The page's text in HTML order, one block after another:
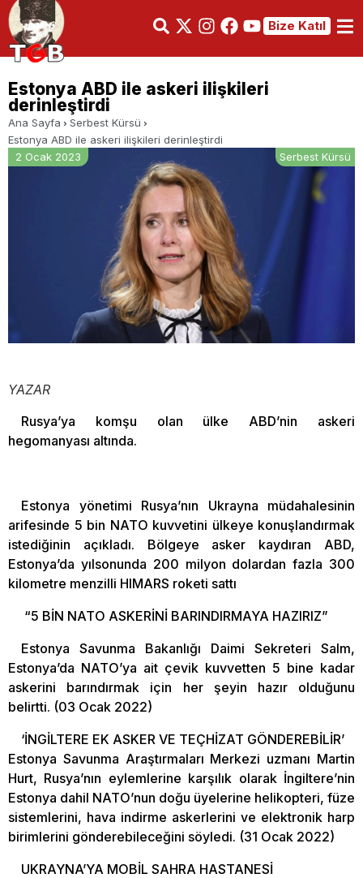
Bize Katıl
Estonya ABD ile askeri ilişkileri
derinleştirdi
Ana Sayfa
Serbest Kürsü
Estonya ABD ile askeri ilişkileri derinleştirdi
2 Ocak 2023
Serbest Kürsü
YAZAR
Rusya’ya komşu olan ülke ABD’nin askeri
hegomanyası altında.
Estonya yönetimi Rusya’nın Ukrayna müdahalesinin
arifesinde 5 bin NATO kuvvetini ülkeye konuşlandırmak
istediğinin açıkladı. Bölgeye asker kaydıran ABD,
Estonya’da yılsonunda 200 milyon dolardan fazla 300
kilometre menzilli HIMARS roketi sattı
“5 BİN NATO ASKERİNİ BARINDIRMAYA HAZIRIZ”
Estonya Savunma Bakanlığı Daimi Sekreteri Salm,
Estonya’da NATO’ya ait çevik kuvvetten 5 bine kadar
askerini barındırmak için her şeyin hazır olduğunu
belirtti. (03 Ocak 2022)
‘İNGİLTERE EK ASKER VE TEÇHİZAT GÖNDEREBİLİR’
Estonya Savunma Araştırmaları Merkezi uzmanı Martin
Hurt, Rusya’nın eylemlerine karşılık olarak İngiltere’nin
Estonya dahil NATO’nun doğu üyelerine helikopteri, füze
sistemlerini, hava indirme askerlerini ve elektronik harp
birimlerini gönderebileceğini söyledi. (31 Ocak 2022)
UKRAYNA’YA MOBİL SAHRA HASTANESİ